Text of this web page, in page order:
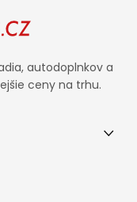
autodoplnkov a
ceny na trhu.